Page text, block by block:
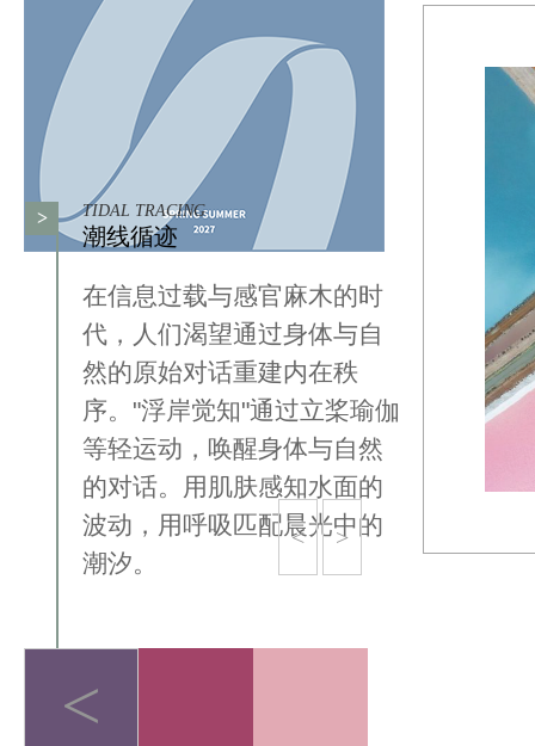
< >
> TIDAL TRACING
潮线循迹
在信息过载与感官麻木的时
代，人们渴望通过身体与自
然的原始对话重建内在秩
序。"浮岸觉知"通过立桨瑜伽
等轻运动，唤醒身体与自然
的对话。用肌肤感知水面的
波动，用呼吸匹配晨光中的
潮汐。
<